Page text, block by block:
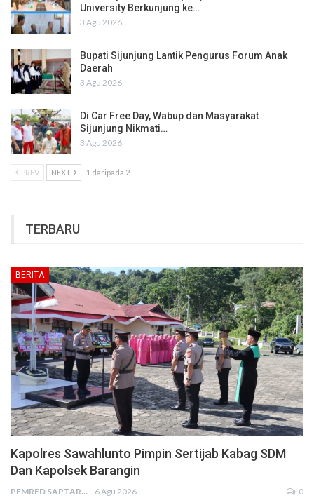
University Berkunjung ke…
3 Agu 2026
Bupati Sijunjung Lantik Pengurus Forum Anak
Daerah
3 Agu 2026
Di Car Free Day, Wabup dan Masyarakat
Sijunjung Nikmati…
3 Agu 2026
PREV NEXT 1 daripada 2
TERBARU
BERITA
Kapolres Sawahlunto Pimpin Sertijab Kabag SDM
Dan Kapolsek Barangin
PEMRED SAPTARIUS 6 Agu 2026 0